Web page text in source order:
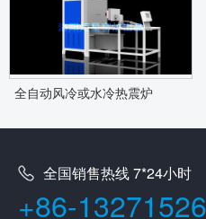
全自动风冷或水冷热震炉
全国销售热线 7*24小时
+86-